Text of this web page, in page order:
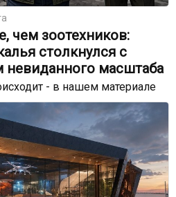
чем зоотехников:
столкнулся с
масштаба
- в нашем материале